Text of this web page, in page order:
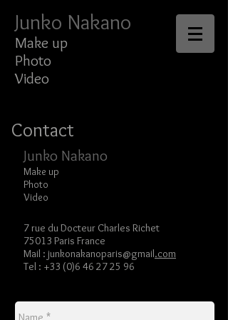
Junko Nakano
Make up
Photo
Video
Contact
Junko Nakano
Make up ​
Photo
​Video
7 rue du Docteur Charles Richet
75013 Paris France
Mail : junkonakanoparis@gmail.com
Tel : +33 (0)6 46 27 25 96